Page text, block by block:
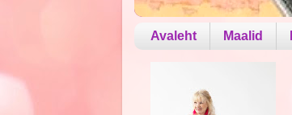
Avaleht Maalid